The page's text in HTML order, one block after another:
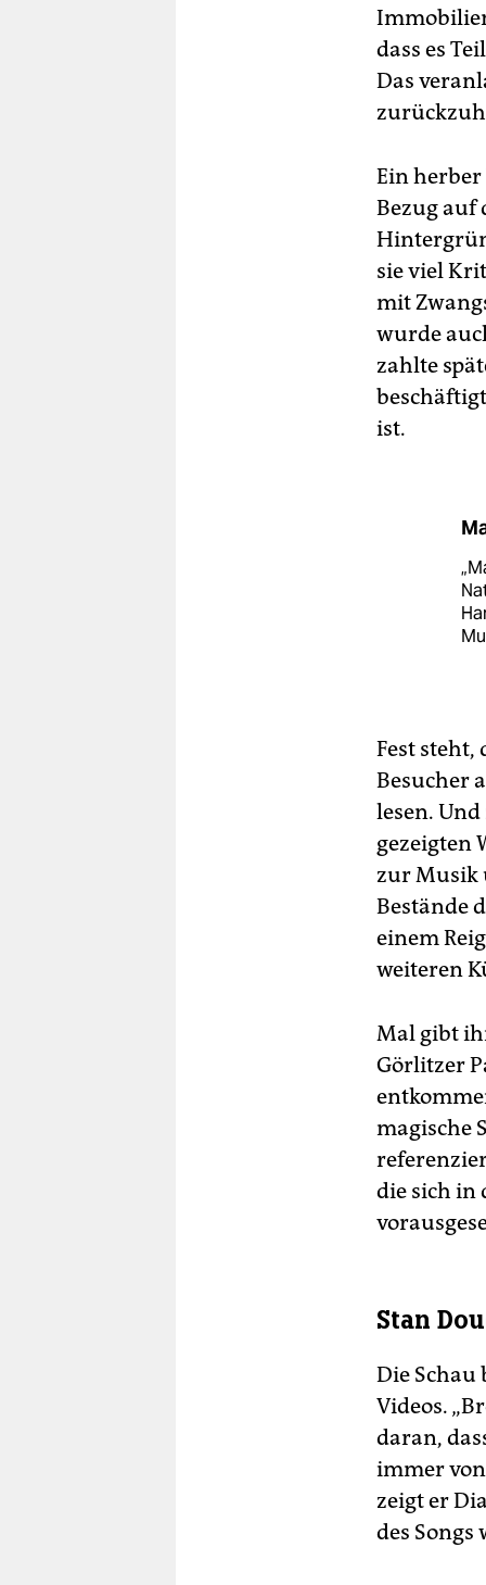
dass es
Das
Ein
Bezug
sie viel
mit
wurde
zahlte
ist.
Fest
Besucher
lesen.
gezeigten
zur Musik
Bestände
einem
weiteren
Mal gibt
Görlitzer
magische
die sich in
Stan
Die
Videos.
daran,
immer von
zeigt er
des Songs